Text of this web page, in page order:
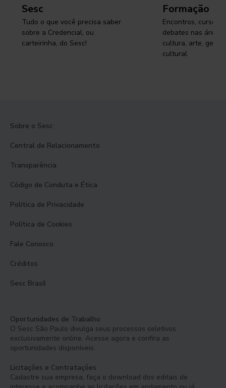
Sesc
Tudo o que você precisa saber
sobre a Credencial, ou
carteirinha, do Sesc!
Formação
Encontros, cursos,
debates nas áreas
cultura, arte,
cultural
Sobre o Sesc
Central de Relacionamento
Transparência
Código de Conduta e Ética
Política de Privacidade
Política de Cookies
Fale Conosco
Créditos
Sesc Brasil
Oportunidades de Trabalho
O Sesc São Paulo divulga seus processos seletivos
exclusivamente online. Acesse agora e confira as
oportunidades disponíveis.
Licitações e Contratações
Cadastre sua empresa, faça o download dos editais de